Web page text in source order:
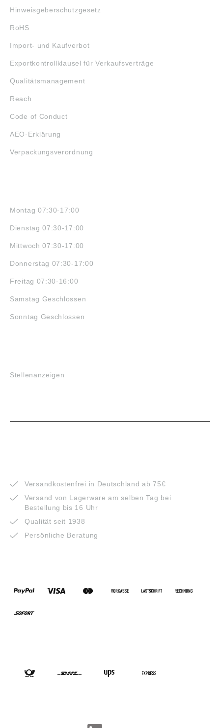
Hinweisgeberschutzgesetz
RoHS
Import- und Kaufverbot
Exportkontrollklausel für Verkaufsverträge
Qualitätsmanagement
Reach
Code of Conduct
AEO-Erklärung
Verpackungsverordnung
Montag 07:30-17:00
Dienstag 07:30-17:00
Mittwoch 07:30-17:00
Donnerstag 07:30-17:00
Freitag 07:30-16:00
Samstag Geschlossen
Sonntag Geschlossen
Stellenanzeigen
Versandkostenfrei in Deutschland ab 75€
Versand von Lagerware am selben Tag bei
Bestellung bis 16 Uhr
Qualität seit 1938
Persönliche Beratung